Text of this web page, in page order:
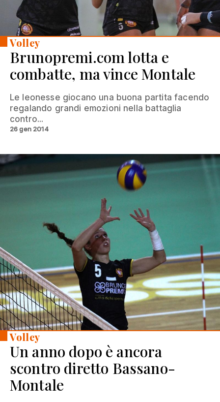
Volley
Brunopremi.com lotta e
combatte, ma vince Montale
Le leonesse giocano una buona partita facendo
regalando grandi emozioni nella battaglia
contro...
26 gen 2014
Volley
Un anno dopo è ancora
scontro diretto Bassano-
Montale